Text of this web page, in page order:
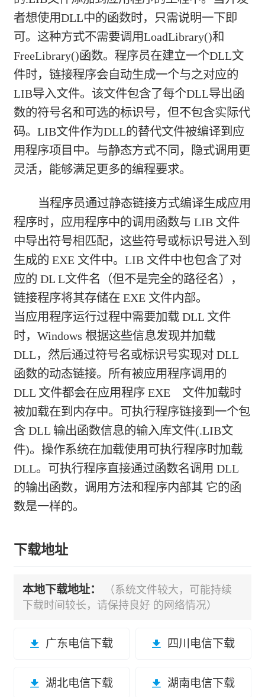
者想使用DLL中的函数时，只需说明一下即
可。这种方式不需要调用LoadLibrary()和
FreeLibrary()函数。程序员在建立一个DLL文
件时，链接程序会自动生成一个与之对应的
LIB导入文件。该文件包含了每个DLL导出函
数的符号名和可选的标识号，但不包含实际代
码。LIB文件作为DLL的替代文件被编译到应
用程序项目中。与静态方式不同，隐式调用更
灵活，能够满足更多的编程要求。
当程序员通过静态链接方式编译生成应用
程序时，应用程序中的调用函数与 LIB 文件
中导出符号相匹配，这些符号或标识号进入到
生成的 EXE 文件中。LIB 文件中也包含了对
应的 DL L文件名（但不是完全的路径名），
链接程序将其存储在 EXE 文件内部。
当应用程序运行过程中需要加载 DLL 文件
时，Windows 根据这些信息发现并加载
DLL，然后通过符号名或标识号实现对 DLL
函数的动态链接。所有被应用程序调用的
DLL 文件都会在应用程序 EXE 文件加载时
被加载在到内存中。可执行程序链接到一个包
含 DLL 输出函数信息的输入库文件(.LIB文
件)。操作系统在加载使用可执行程序时加载
DLL。可执行程序直接通过函数名调用 DLL
的输出函数，调用方法和程序内部其 它的函
数是一样的。
下载地址
本地下载地址：
（系统文件较大，可能持续
下载时间较长，请保持良好 的网络情况）
广东电信下载 四川电信下载
湖北电信下载 湖南电信下载